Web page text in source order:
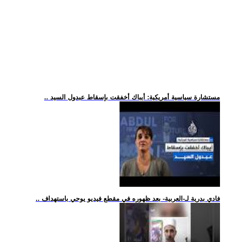
.. مستشارة سياسية أمريكية: أيباك أخفقت بإسقاط عبدول السيد
.. فادي بدرية لـ-العربية- بعد ظهوره في مقطع فيديو يوحي باستهداف